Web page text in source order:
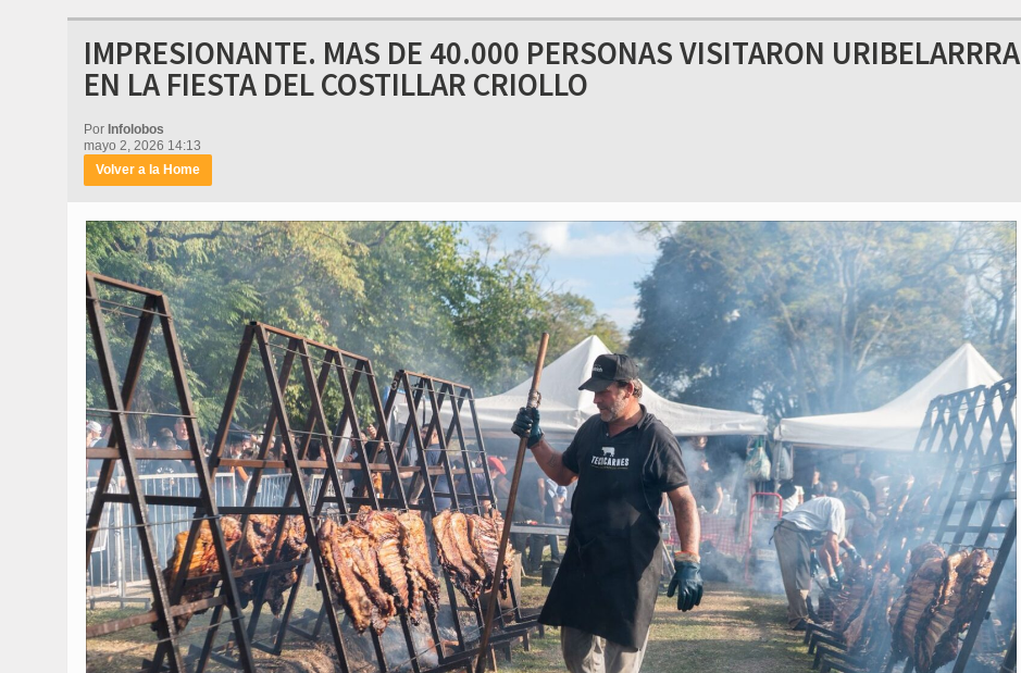
IMPRESIONANTE. MAS DE 40.000 PERSONAS VISITARON URIBELARRRA
EN LA FIESTA DEL COSTILLAR CRIOLLO
Por Infolobos
mayo 2, 2026 14:13
Volver a la Home